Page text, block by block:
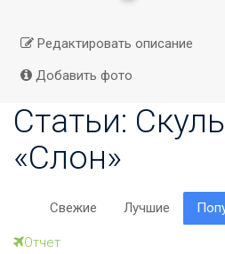
Редактировать описание
Добавить фото
Статьи:
«Слон»
Свежие Лучшие
Отчет